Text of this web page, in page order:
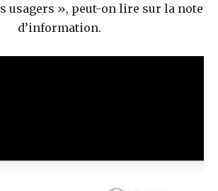
usagers », peut-on lire sur la note
d’information.